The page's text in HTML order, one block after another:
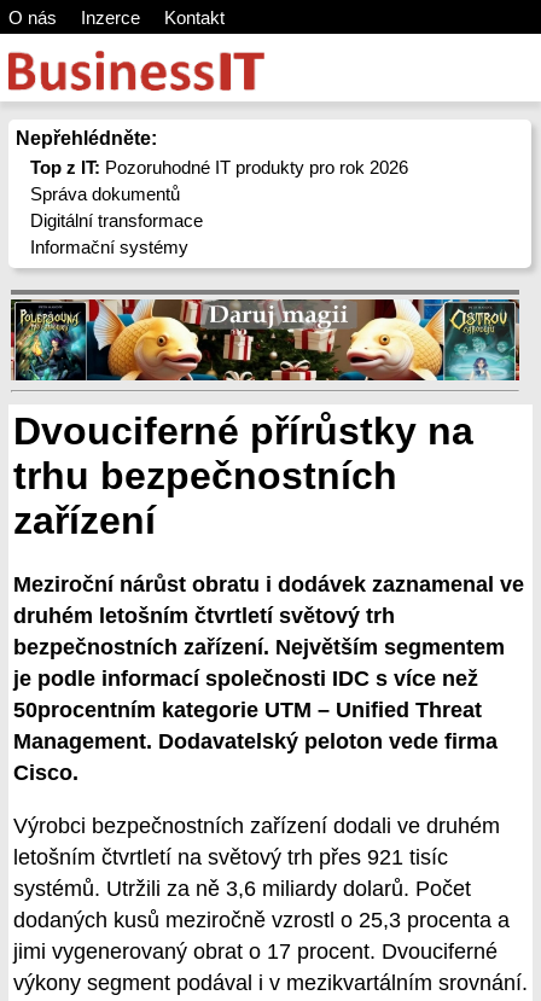
O nás Inzerce Kontakt
Nepřehlédněte:
Top z IT: Pozoruhodné IT produkty pro rok 2026
Správa dokumentů
Digitální transformace
Informační systémy
Dvouciferné přírůstky na
trhu bezpečnostních
zařízení
Meziroční nárůst obratu i dodávek zaznamenal ve
druhém letošním čtvrtletí světový trh
bezpečnostních zařízení. Největším segmentem
je podle informací společnosti IDC s více než
50procentním kategorie UTM – Unified Threat
Management. Dodavatelský peloton vede firma
Cisco.
Výrobci bezpečnostních zařízení dodali ve druhém
letošním čtvrtletí na světový trh přes 921 tisíc
systémů. Utržili za ně 3,6 miliardy dolarů. Počet
dodaných kusů meziročně vzrostl o 25,3 procenta a
jimi vygenerovaný obrat o 17 procent. Dvouciferné
výkony segment podával i v mezikvartálním srovnání.